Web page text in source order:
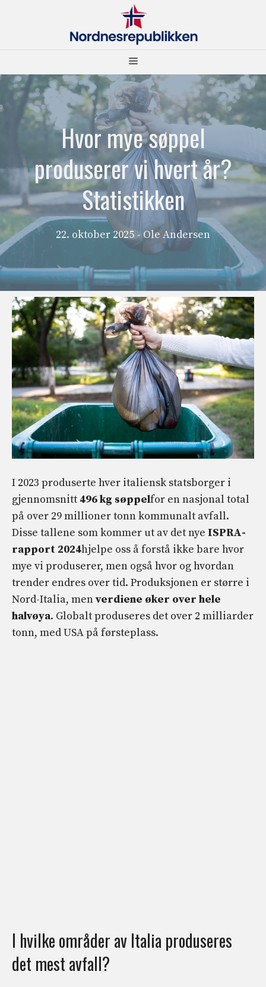
Meny
Hvor mye søppel
produserer vi hvert år?
Statistikken
22. oktober 2025 - Ole Andersen
I 2023 produserte hver italiensk statsborger i
gjennomsnitt 496 kg søppelfor en nasjonal total
på over 29 millioner tonn kommunalt avfall.
Disse tallene som kommer ut av det nye ISPRA-
rapport 2024hjelpe oss å forstå ikke bare hvor
mye vi produserer, men også hvor og hvordan
trender endres over tid. Produksjonen er større i
Nord-Italia, menverdiene øker over hele
halvøya. Globalt produseres det over 2 milliarder
tonn, med USA på førsteplass.
I hvilke områder av Italia produseres
det mest avfall?